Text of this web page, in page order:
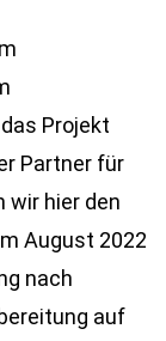
Projekt
Partner für
wir hier den
August 2022
nach
auf